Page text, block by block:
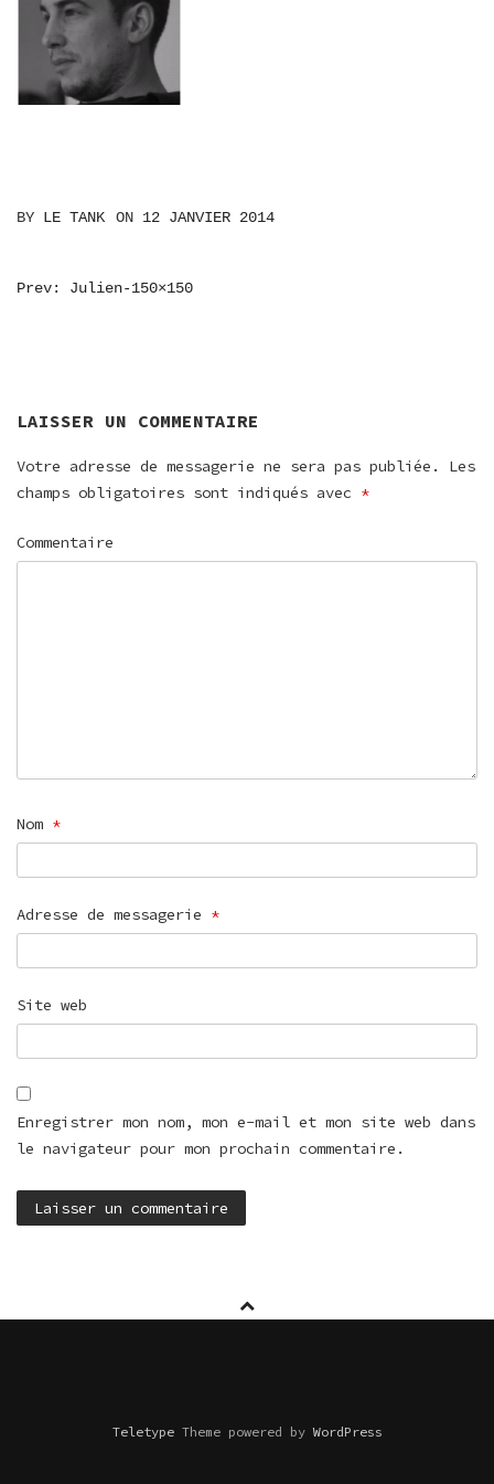
BY LE TANK ON 12 JANVIER 2014
NAVIGATION
Prev: Julien-150×150
LAISSER UN COMMENTAIRE
Votre adresse de messagerie ne sera pas publiée.
Les
champs obligatoires sont indiqués avec *
Commentaire
Nom *
Adresse de messagerie *
Site web
Enregistrer mon nom, mon e-mail et mon site web dans
le navigateur pour mon prochain commentaire.
TeletypeTheme powered byWordPress